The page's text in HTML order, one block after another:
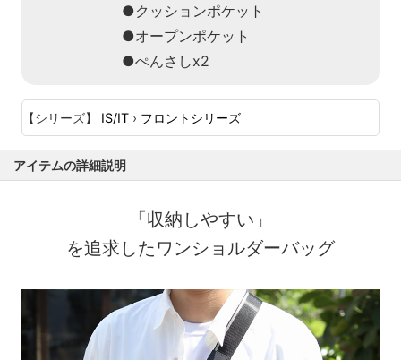
●クッションポケット
●オープンポケット
●ぺんさしx2
【シリーズ】 IS/IT › フロントシリーズ
アイテムの詳細説明
「収納しやすい」
を追求したワンショルダーバッグ